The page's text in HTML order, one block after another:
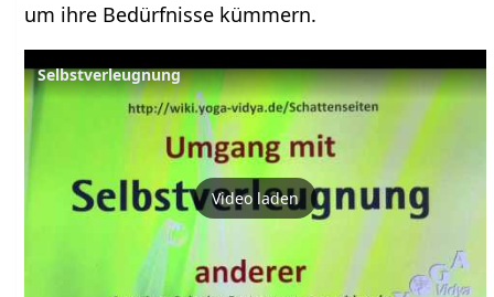
um ihre Bedürfnisse kümmern.
Selbstverleugnung
Video laden